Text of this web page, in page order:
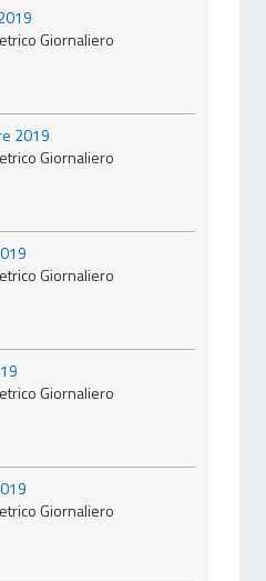
Giornaliero
2019
Giornaliero
Giornaliero
Giornaliero
Giornaliero